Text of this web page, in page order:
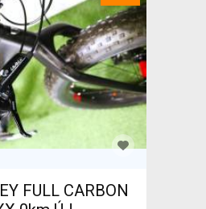
FULL CARBON